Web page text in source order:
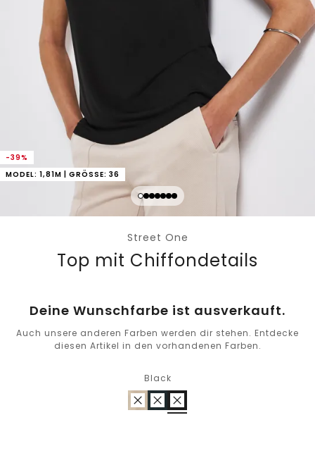
-39%
MODEL: 1,81M | GRÖSSE: 36
Street One
Top mit Chiffondetails
Deine Wunschfarbe ist ausverkauft.
Auch unsere anderen Farben werden dir stehen. Entdecke
diesen Artikel in den vorhandenen Farben.
Black